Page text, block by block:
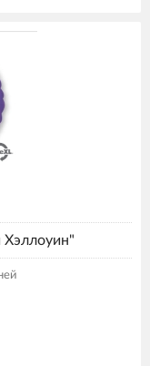
Хэллоуин"